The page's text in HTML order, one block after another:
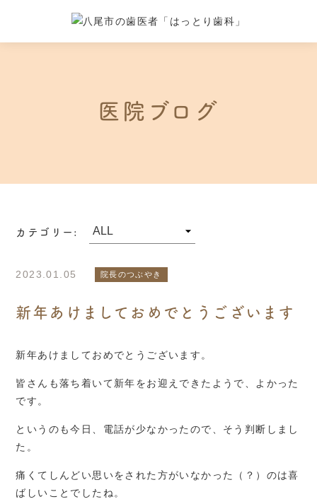
医院ブログ
カテゴリー:
2023.01.05 院長のつぶやき
新年あけましておめでとうございます
新年あけましておめでとうございます。
皆さんも落ち着いて新年をお迎えできたようで、よかった
です。
というのも今日、電話が少なかったので、そう判断しまし
た。
痛くてしんどい思いをされた方がいなかった（？）のは喜
ばしいことでしたね。